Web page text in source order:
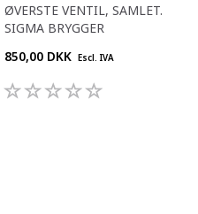
ØVERSTE VENTIL, SAMLET.
SIGMA BRYGGER
850,00 DKK Escl. IVA